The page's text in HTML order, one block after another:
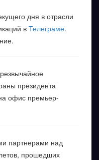
дня в отрасли
в Телеграме.
президента
офис премьер-
партнерами над
прошедших